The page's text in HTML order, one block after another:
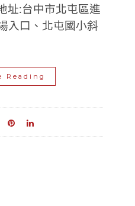
址:台中市北屯區進
入口、北屯國小斜
Reading